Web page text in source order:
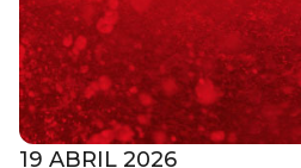
19 ABRIL 2026